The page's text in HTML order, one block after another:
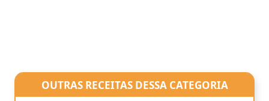
OUTRAS RECEITAS DESSA CATEGORIA